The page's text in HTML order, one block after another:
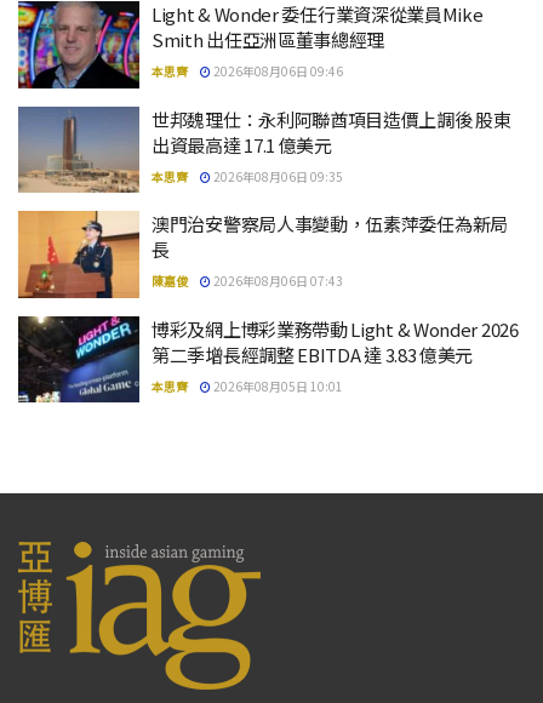
Light & Wonder 委任行業資深從業員Mike
Smith 出任亞洲區董事總經理
本思齊 2026年08月06日 09:46
世邦魏理仕：永利阿聯酋項目造價上調後 股東
出資最高達 17.1 億美元
本思齊 2026年08月06日 09:35
澳門治安警察局人事變動，伍素萍委任為新局
長
陳嘉俊 2026年08月06日 07:43
博彩及網上博彩業務帶動 Light & Wonder 2026
第二季增長經調整 EBITDA 達 3.83 億美元
本思齊 2026年08月05日 10:01